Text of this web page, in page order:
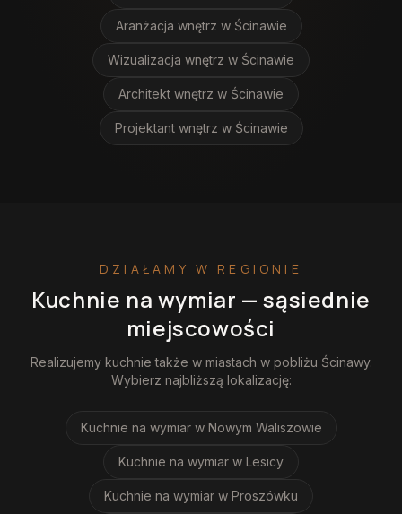
Aranżacja wnętrz w Ścinawie
Wizualizacja wnętrz w Ścinawie
Architekt wnętrz w Ścinawie
Projektant wnętrz w Ścinawie
DZIAŁAMY W REGIONIE
Kuchnie na wymiar — sąsiednie
miejscowości
Realizujemy kuchnie także w miastach w pobliżu Ścinawy.
Wybierz najbliższą lokalizację:
Kuchnie na wymiar w Nowym Waliszowie
Kuchnie na wymiar w Lesicy
Kuchnie na wymiar w Proszówku